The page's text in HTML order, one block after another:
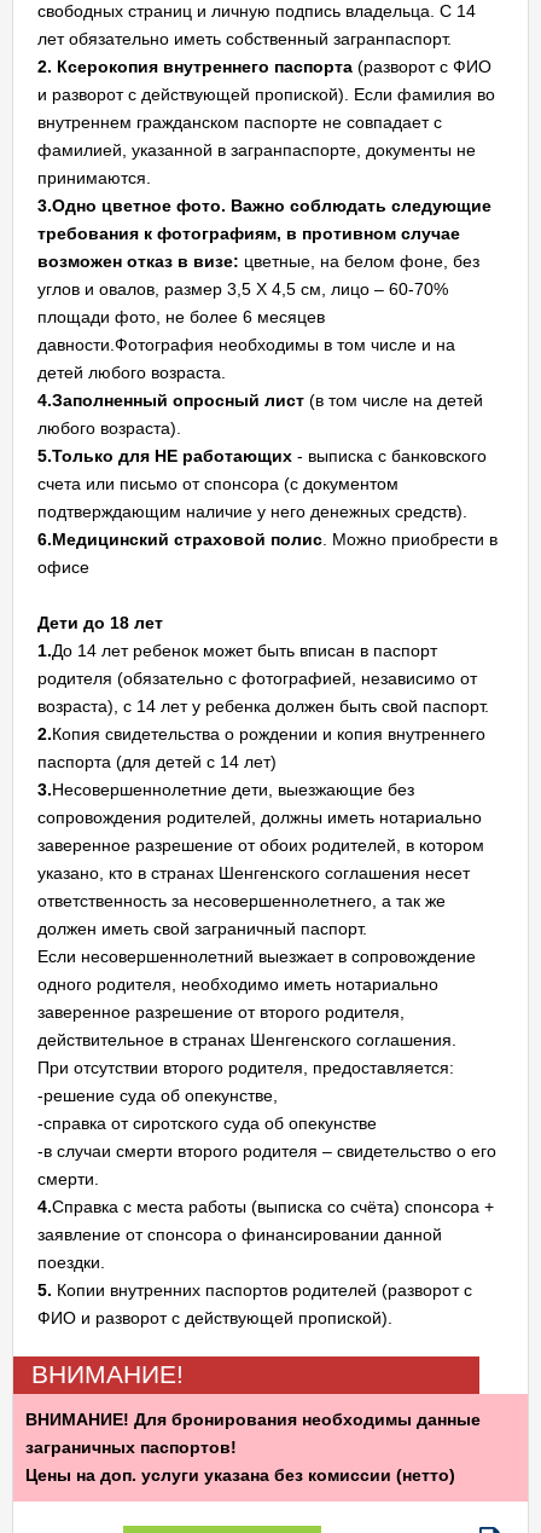
свободных страниц и личную подпись владельца. С 14
лет обязательно иметь собственный загранпаспорт.
2. Ксерокопия внутреннего паспорта (разворот с ФИО
и разворот с действующей пропиской). Если фамилия во
внутреннем гражданском паспорте не совпадает с
фамилией, указанной в загранпаспорте, документы не
принимаются.
3.Одно цветное фото. Важно соблюдать следующие
требования к фотографиям, в противном случае
возможен отказ в визе: цветные, на белом фоне, без
углов и овалов, размер 3,5 Х 4,5 см, лицо – 60-70%
площади фото, не более 6 месяцев
давности.Фотография необходимы в том числе и на
детей любого возраста.
4.Заполненный опросный лист (в том числе на детей
любого возраста).
5.Только для НЕ работающих - выписка с банковского
счета или письмо от спонсора (с документом
подтверждающим наличие у него денежных средств).
6.Медицинский страховой полис . Можно приобрести в
офисе
Дети до 18 лет
1.До 14 лет ребенок может быть вписан в паспорт
родителя (обязательно с фотографией, независимо от
возраста), с 14 лет у ребенка должен быть свой паспорт.
2.Копия свидетельства о рождении и копия внутреннего
паспорта (для детей с 14 лет)
3.Несовершеннолетние дети, выезжающие без
сопровождения родителей, должны иметь нотариально
заверенное разрешение от обоих родителей, в котором
указано, кто в странах Шенгенского соглашения несет
ответственность за несовершеннолетнего, а так же
должен иметь свой заграничный паспорт.
Если несовершеннолетний выезжает в сопровождение
одного родителя, необходимо иметь нотариально
заверенное разрешение от второго родителя,
действительное в странах Шенгенского соглашения.
При отсутствии второго родителя, предоставляется:
-решение суда об опекунстве,
-справка от сиротского суда об опекунстве
-в случаи смерти второго родителя – свидетельство о его
смерти.
4.Справка с места работы (выписка со счёта) спонсора +
заявление от спонсора о финансировании данной
поездки.
5. Копии внутренних паспортов родителей (разворот с
ФИО и разворот с действующей пропиской).
ВНИМАНИЕ!
ВНИМАНИЕ! Для бронирования необходимы данные
заграничных паспортов!
Цены на доп. услуги указана без комиссии (нетто)